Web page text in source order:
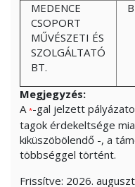
MEDENCE
CSOPORT
MŰVÉSZETI ÉS
SZOLGÁLTATÓ
BT.
Megjegyzés:
A *-gal jelzett
tagok érdekeltsége
kiküszöbölendő -, a
többséggel történt.
Frissítve: 2026.